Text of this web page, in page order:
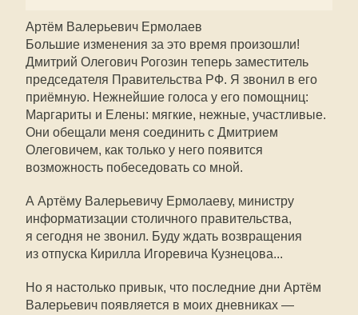
Артём Валерьевич Ермолаев
Большие изменения за это время произошли!
Дмитрий Олегович Рогозин теперь заместитель
председателя Правительства РФ. Я звонил в его
приёмную. Нежнейшие голоса у его помощниц:
Маргариты и Елены: мягкие, нежные, участливые.
Они обещали меня соединить с Дмитрием
Олеговичем, как только у него появится
возможность побеседовать со мной.
А Артёму Валерьевичу Ермолаеву, министру
информатизации столичного правительства,
я сегодня не звонил. Буду ждать возвращения
из отпуска Кирилла Игоревича Кузнецова...
Но я настолько привык, что последние дни Артём
Валерьевич появляется в моих дневниках —